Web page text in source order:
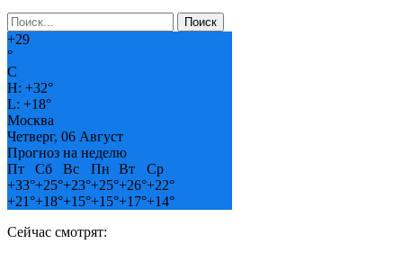
+29
°
C
H: +32°
L: +18°
Москва
Четверг, 06 Август
Прогноз на неделю
Пт
Сб Вс Пн Вт
Ср
+33°+25°+23°+25°+26°+22°
+21°+18°+15°+15°+17°+14°
Сейчас смотрят: